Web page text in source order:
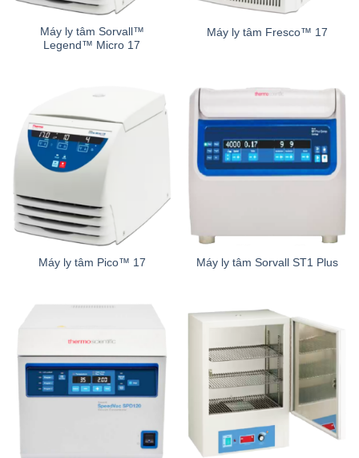
Máy ly tâm Sorvall™
Legend™ Micro 17
Máy ly tâm Fresco™ 17
Máy ly tâm Pico™ 17 Máy ly tâm Sorvall ST1 Plus